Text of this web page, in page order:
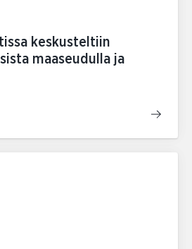
keskusteltiin
maaseudulla ja